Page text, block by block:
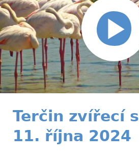
Terčin zvířecí
11. října 2024